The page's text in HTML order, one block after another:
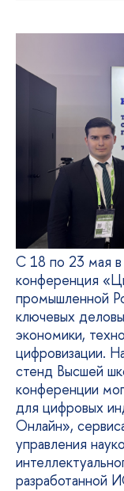
С 18 по 23 мая
конференция
промышленной
ключевых
экономики,
цифровизации.
стенд Высшей
конференции
для цифровых
Онлайн»,
управления